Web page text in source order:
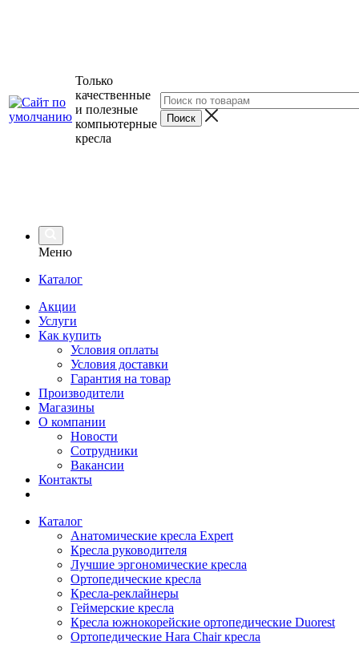
Только
качественные
и полезные
компьютерные
кресла
Меню
Каталог
Акции
Услуги
Как купить
Условия оплаты
Условия доставки
Гарантия на товар
Производители
Магазины
О компании
Новости
Сотрудники
Вакансии
Контакты
Каталог
Анатомические кресла Expert
Кресла руководителя
Лучшие эргономические кресла
Ортопедические кресла
Кресла-реклайнеры
Геймерские кресла
Кресла южнокорейские ортопедические Duorest
Ортопедические Hara Chair кресла